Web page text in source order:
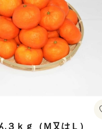
３ｋｇ（Ｍ又はＬ）